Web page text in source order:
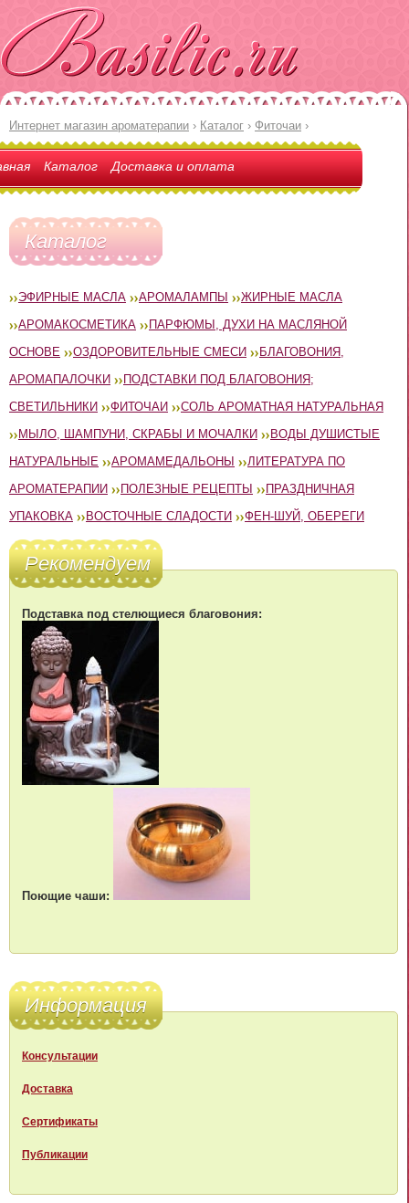
Интернет магазин ароматерапии › Каталог › Фиточаи ›
Каталог Доставка и оплата
Каталог
ЭФИРНЫЕ МАСЛА АРОМАЛАМПЫ
ЖИРНЫЕ МАСЛА
АРОМАКОСМЕТИКА
ПАРФЮМЫ, ДУХИ НА МАСЛЯНОЙ
ОСНОВЕ
ОЗДОРОВИТЕЛЬНЫЕ СМЕСИ
БЛАГОВОНИЯ,
АРОМАПАЛОЧКИ
ПОДСТАВКИ ПОД БЛАГОВОНИЯ;
СВЕТИЛЬНИКИ
ФИТОЧАИ
СОЛЬ АРОМАТНАЯ НАТУРАЛЬНАЯ
МЫЛО, ШАМПУНИ, СКРАБЫ И МОЧАЛКИ
ВОДЫ ДУШИСТЫЕ
НАТУРАЛЬНЫЕ
АРОМАМЕДАЛЬОНЫ
ЛИТЕРАТУРА ПО
АРОМАТЕРАПИИ
ПОЛЕЗНЫЕ РЕЦЕПТЫ
ПРАЗДНИЧНАЯ
УПАКОВКА
ВОСТОЧНЫЕ СЛАДОСТИ ФЕН-ШУЙ, ОБЕРЕГИ
Рекомендуем
Подставка под стелющиеся благовония:
Поющие чаши:
Информация
Консультации
Доставка
Сертификаты
Публикации